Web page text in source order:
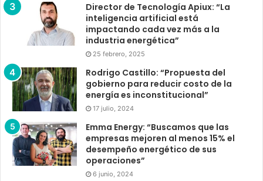
Director de Tecnología Apiux: “La
inteligencia artificial está
impactando cada vez más a la
industria energética”
25 febrero, 2025
Rodrigo Castillo: “Propuesta del
gobierno para reducir costo de la
energía es inconstitucional”
17 julio, 2024
Emma Energy: “Buscamos que las
empresas mejoren al menos 15% el
desempeño energético de sus
operaciones”
6 junio, 2024